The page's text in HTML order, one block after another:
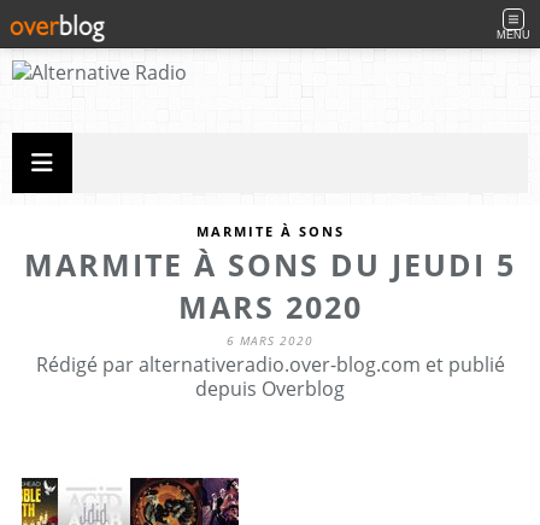
MENU
MARMITE À SONS
MARMITE À SONS DU JEUDI 5
MARS 2020
6 MARS 2020
Rédigé par alternativeradio.over-blog.com et publié
depuis Overblog